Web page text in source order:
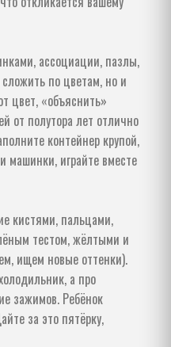
ассоциации, пазлы,
по цветам, но и
цвет, «объяснить»
от полутора лет отлично
контейнер крупой,
машинки, играйте вместе
кистями, пальцами,
тестом, жёлтыми и
ищем новые оттенки).
а про
зажимов. Ребёнок
за это пятёрку,